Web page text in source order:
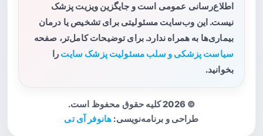
اطلاع‌رسانی عمومی است و جایگزین ویزیت پزشک
نیست. این وب‌سایت مسئولیتی برای تشخیص یا درمان
بیماری‌ها به همراه ندارد. برای توضیحات کامل‌تر، صفحه
سیاست پزشکی و سلب مسئولیت پزشک سایت را
بخوانید.
© 2026 کلیه حقوق محفوظ است.
طراحی و برنامه‌نویسی: هانوفر آی تی